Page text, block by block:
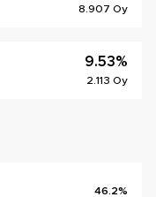
8.907 Oy
9.53%
2.113 Oy
46.2%